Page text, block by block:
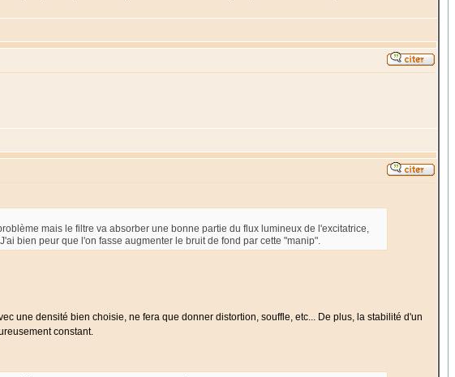
mais le filtre va absorber une bonne partie du flux lumineux de l'excitatrice,
bien peur que l'on fasse augmenter le bruit de fond par cette "manip".
une densité bien choisie, ne fera que donner distortion, souffle, etc... De plus, la stabilité d'un
constant.